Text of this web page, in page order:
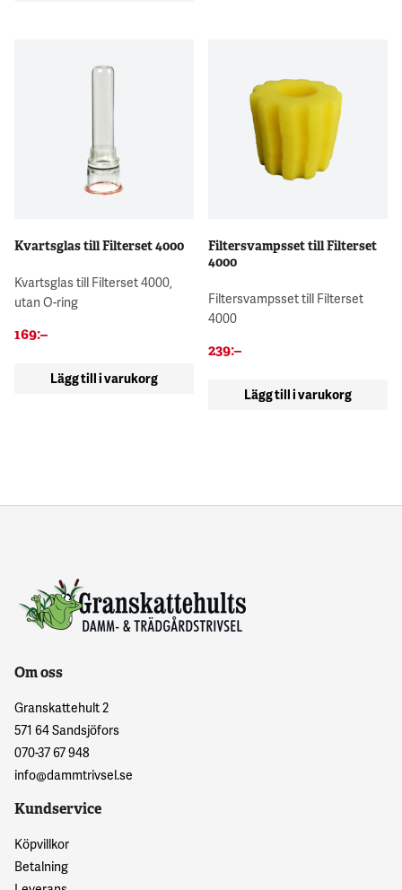
Kvartsglas till Filterset 4000
Kvartsglas till Filterset 4000,
utan O-ring
169:–
Lägg till i varukorg
Filtersvampsset till Filterset
4000
Filtersvampsset till Filterset
4000
239:–
Lägg till i varukorg
Om oss
Granskattehult 2
571 64 Sandsjöfors
070-37 67 948
info@dammtrivsel.se
Kundservice
Köpvillkor
Betalning